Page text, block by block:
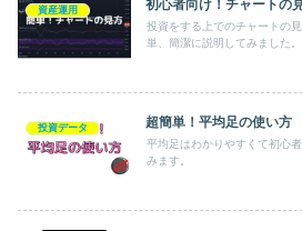
資産運用 初心者向け！チャート
投資をする上でのチャートの
単、簡潔に説明してみました
投資データ 超簡単！平均足の使い方
平均足はわかりやすくて初心
みます。